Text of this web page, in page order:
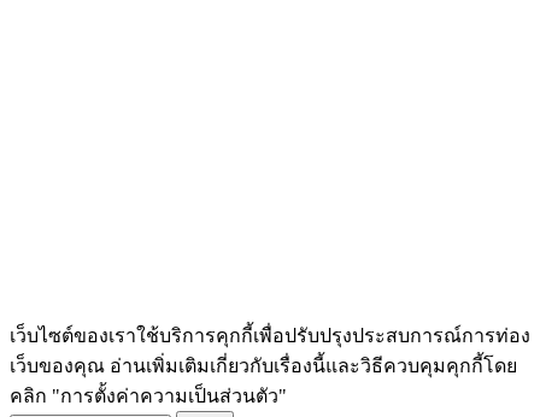
เว็บไซต์ของเราใช้บริการคุกกี้เพื่อปรับปรุงประสบการณ์การท่อง
เว็บของคุณ อ่านเพิ่มเติมเกี่ยวกับเรื่องนี้และวิธีควบคุมคุกกี้โดย
คลิก "การตั้งค่าความเป็นส่วนตัว"